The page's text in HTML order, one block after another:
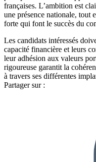
françaises. L’ambition est
une présence nationale, tout
forte qui font le succès du
Les candidats intéressés
capacité financière et leurs
leur adhésion aux valeurs
rigoureuse garantit la
à travers ses différentes
Partager sur :